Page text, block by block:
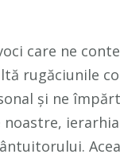
care ne
rugăciunile
și ne